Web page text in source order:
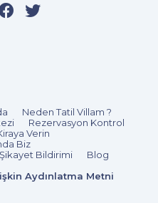
2 Kişi
Neden Tatil Villam ?
Rezervasyon Kontrol
Verin
Biz
Şikayet Bildirimi
Blog
Aydınlatma Metni